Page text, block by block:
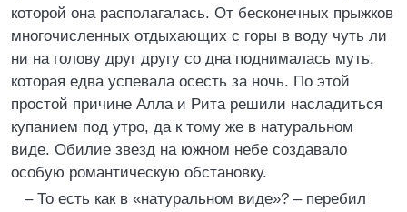
которой она располагалась. От бесконечных прыжков
многочисленных отдыхающих с горы в воду чуть ли
ни на голову друг другу со дна поднималась муть,
которая едва успевала осесть за ночь. По этой
простой причине Алла и Рита решили насладиться
купанием под утро, да к тому же в натуральном
виде. Обилие звезд на южном небе создавало
особую романтическую обстановку.
– То есть как в «натуральном виде»? – перебил